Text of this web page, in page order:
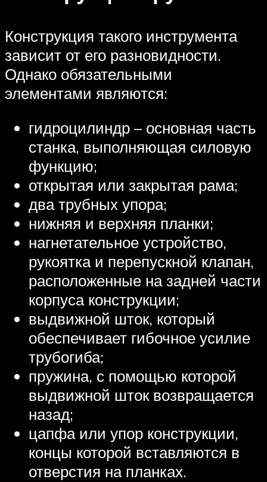
Конструкция такого инструмента
зависит от его разновидности.
Однако обязательными
элементами являются:
гидроцилиндр – основная часть
станка, выполняющая силовую
функцию;
открытая или закрытая рама;
два трубных упора;
нижняя и верхняя планки;
нагнетательное устройство,
рукоятка и перепускной клапан,
расположенные на задней части
корпуса конструкции;
выдвижной шток, который
обеспечивает гибочное усилие
трубогиба;
пружина, с помощью которой
выдвижной шток возвращается
назад;
цапфа или упор конструкции,
концы которой вставляются в
отверстия на планках.